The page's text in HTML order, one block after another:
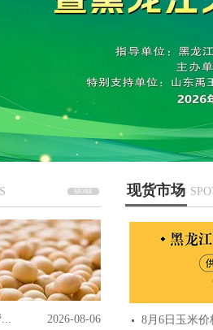
MORE
2026-08-06
现货市场
8月6日玉米价